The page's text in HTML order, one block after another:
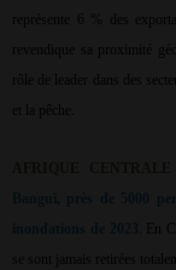
représente 6 % des
revendique sa proximité
rôle de leader dans des
. En
se sont jamais retirées